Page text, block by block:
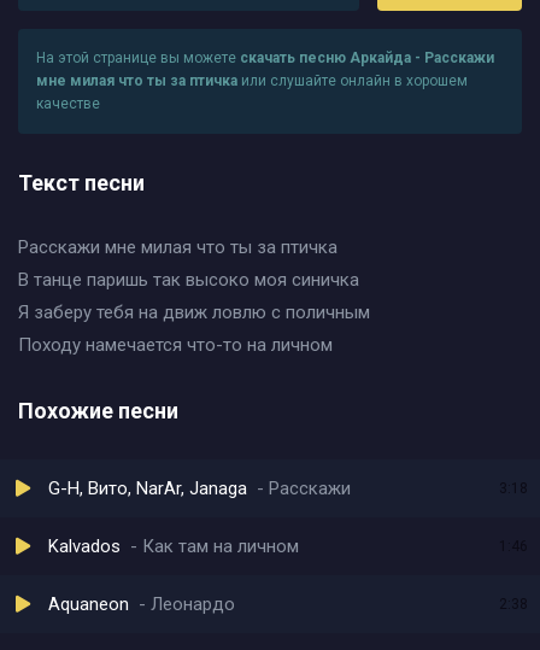
На этой странице вы можете скачать песню Аркайда - Расскажи
мне милая что ты за птичка или слушайте онлайн в хорошем
качестве
Текст песни
Расскажи мне милая что ты за птичка
В танце паришь так высоко моя синичка
Я заберу тебя на движ ловлю с поличным
Походу намечается что-то на личном
Похожие песни
G-H, Вито, NarAr, Janaga Расскажи 3:18
Kalvados Как там на личном
Aquaneon Леонардо 2:38